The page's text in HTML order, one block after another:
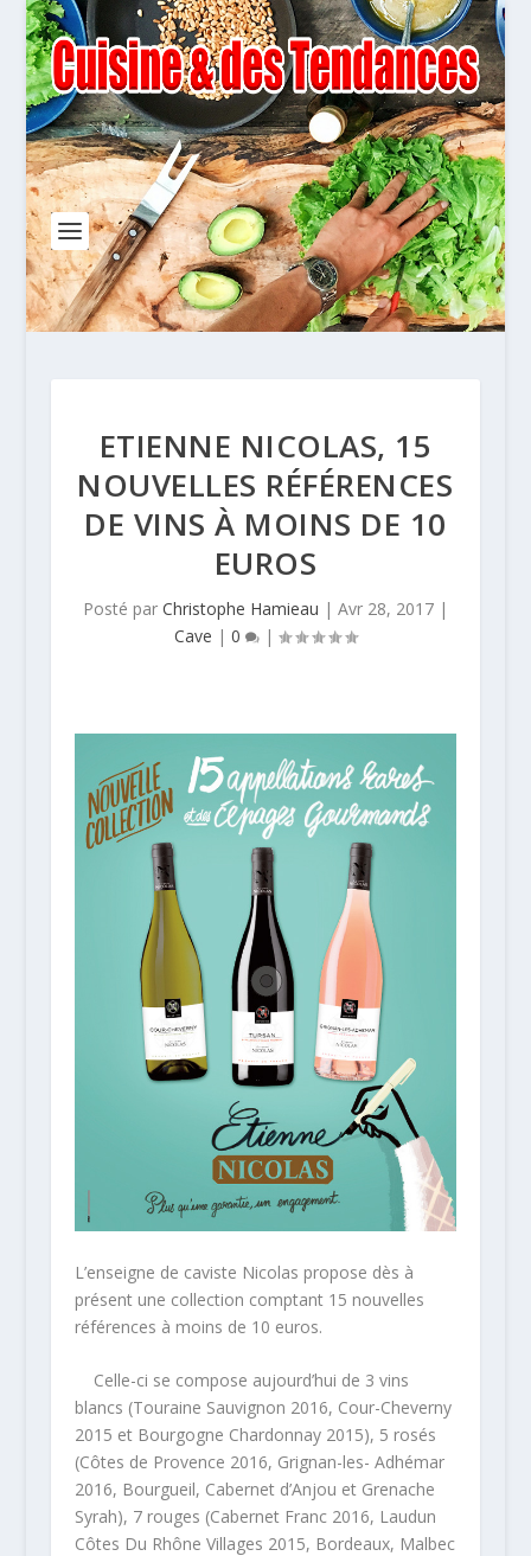
ETIENNE NICOLAS, 15
NOUVELLES RÉFÉRENCES
DE VINS À MOINS DE 10
EUROS
Posté par Christophe Hamieau | Avr 28, 2017|
Cave | 0 |
L’enseigne de caviste Nicolas propose dès à
présent une collection comptant 15 nouvelles
références à moins de 10 euros.
Celle-ci se compose aujourd’hui de 3 vins
blancs (Touraine Sauvignon 2016, Cour-Cheverny
2015 et Bourgogne Chardonnay 2015), 5 rosés
(Côtes de Provence 2016, Grignan-les- Adhémar
2016, Bourgueil, Cabernet d’Anjou et Grenache
Syrah), 7 rouges (Cabernet Franc 2016, Laudun
Côtes Du Rhône Villages 2015, Bordeaux, Malbec